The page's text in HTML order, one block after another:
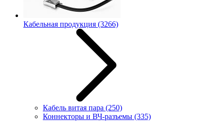
Кабельная продукция (3266)
Кабель витая пара (250)
Коннекторы и ВЧ-разъемы (335)